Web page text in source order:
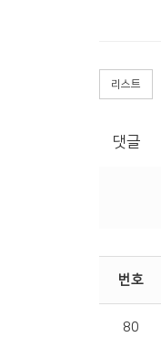
리스트
댓글
번호
80